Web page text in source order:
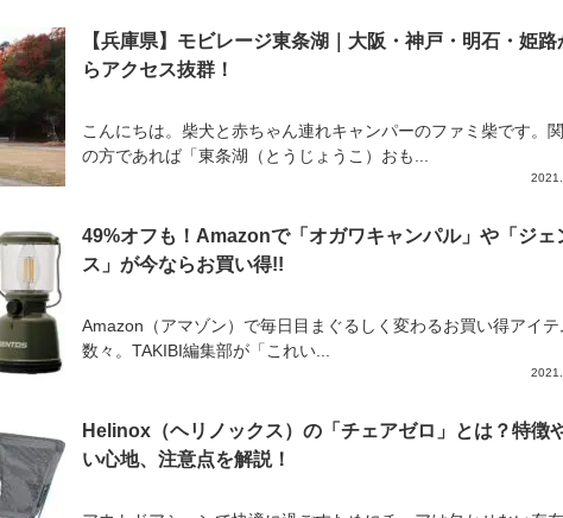
【兵庫県】モビレージ東条湖｜大阪・神戸・明石・姫路
らアクセス抜群！
こんにちは。柴犬と赤ちゃん連れキャンパーのファミ柴です。
の方であれば「東条湖（とうじょうこ）おも...
49%オフも！Amazonで「オガワキャンパル」や「ジェ
ス」が今ならお買い得!!
Amazon（アマゾン）で毎日目まぐるしく変わるお買い得アイテ
数々。TAKIBI編集部が「これい...
Helinox（ヘリノックス）の「チェアゼロ」とは？特徴
い心地、注意点を解説！